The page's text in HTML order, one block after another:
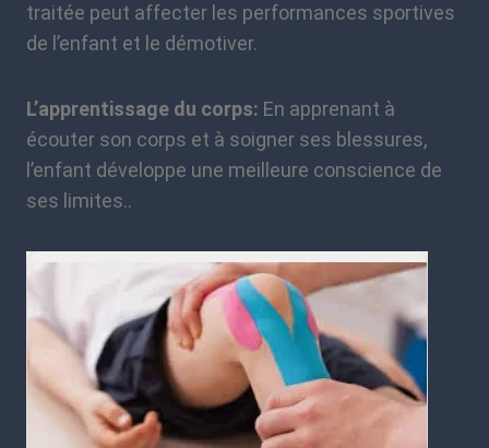
traitée peut affecter les performances sportives
de l’enfant et le démotiver.
L’apprentissage du corps: En apprenant à
écouter son corps et à soigner ses blessures,
l’enfant développe une meilleure conscience de
ses limites..